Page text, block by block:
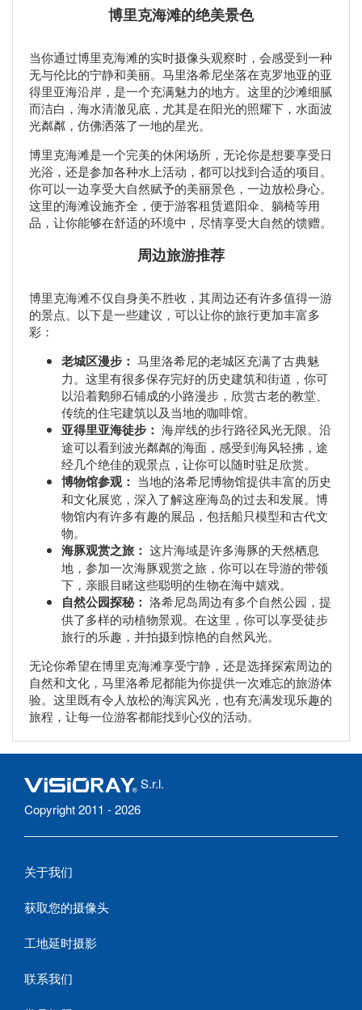
博里克海滩的绝美景色
当你通过博里克海滩的实时摄像头观察时，会感受到一种
无与伦比的宁静和美丽。马里洛希尼坐落在克罗地亚的亚
得里亚海沿岸，是一个充满魅力的地方。这里的沙滩细腻
而洁白，海水清澈见底，尤其是在阳光的照耀下，水面波
光粼粼，仿佛洒落了一地的星光。
博里克海滩是一个完美的休闲场所，无论你是想要享受日
光浴，还是参加各种水上活动，都可以找到合适的项目。
你可以一边享受大自然赋予的美丽景色，一边放松身心。
这里的海滩设施齐全，便于游客租赁遮阳伞、躺椅等用
品，让你能够在舒适的环境中，尽情享受大自然的馈赠。
周边旅游推荐
博里克海滩不仅自身美不胜收，其周边还有许多值得一游
的景点。以下是一些建议，可以让你的旅行更加丰富多
彩：
老城区漫步： 马里洛希尼的老城区充满了古典魅
力。这里有很多保存完好的历史建筑和街道，你可
以沿着鹅卵石铺成的小路漫步，欣赏古老的教堂、
传统的住宅建筑以及当地的咖啡馆。
亚得里亚海徒步： 海岸线的步行路径风光无限。沿
途可以看到波光粼粼的海面，感受到海风轻拂，途
经几个绝佳的观景点，让你可以随时驻足欣赏。
博物馆参观： 当地的洛希尼博物馆提供丰富的历史
和文化展览，深入了解这座海岛的过去和发展。博
物馆内有许多有趣的展品，包括船只模型和古代文
物。
海豚观赏之旅： 这片海域是许多海豚的天然栖息
地，参加一次海豚观赏之旅，你可以在导游的带领
下，亲眼目睹这些聪明的生物在海中嬉戏。
自然公园探秘： 洛希尼岛周边有多个自然公园，提
供了多样的动植物景观。在这里，你可以享受徒步
旅行的乐趣，并拍摄到惊艳的自然风光。
无论你希望在博里克海滩享受宁静，还是选择探索周边的
自然和文化，马里洛希尼都能为你提供一次难忘的旅游体
验。这里既有令人放松的海滨风光，也有充满发现乐趣的
旅程，让每一位游客都能找到心仪的活动。
S.r.l.
Copyright 2011 - 2026
关于我们
获取您的摄像头
工地延时摄影
联系我们